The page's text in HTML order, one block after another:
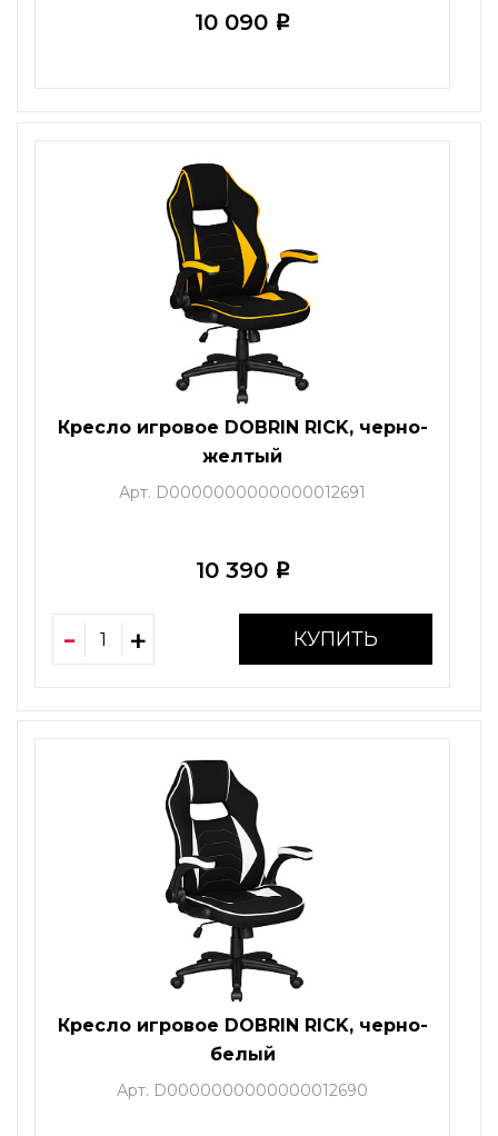
10 090 i
Кресло игровое DOBRIN RICK, черно-
желтый
Арт. D0000000000000012691
10 390 i
КУПИТЬ
Кресло игровое DOBRIN RICK, черно-
белый
Арт. D0000000000000012690